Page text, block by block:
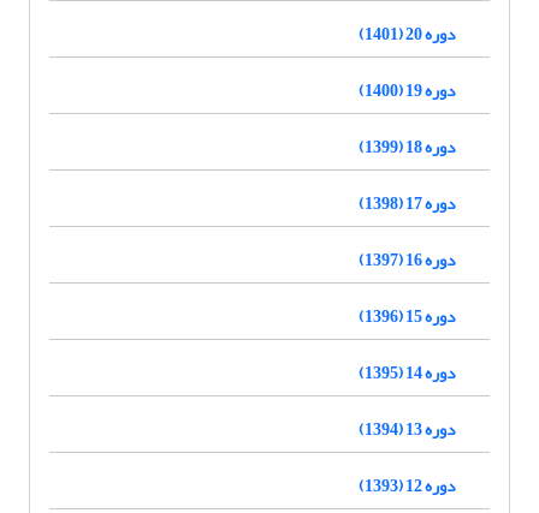
دوره 20 (1401)
دوره 19 (1400)
دوره 18 (1399)
دوره 17 (1398)
دوره 16 (1397)
دوره 15 (1396)
دوره 14 (1395)
دوره 13 (1394)
دوره 12 (1393)